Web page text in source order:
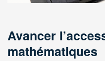
Avancer
mathématiques